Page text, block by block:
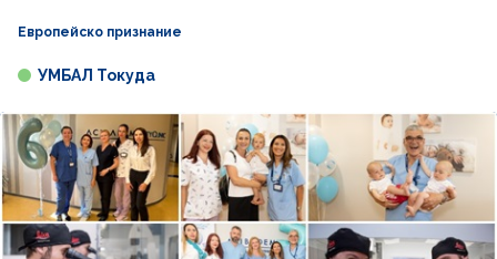
Европейско признание
УМБАЛ Токуда